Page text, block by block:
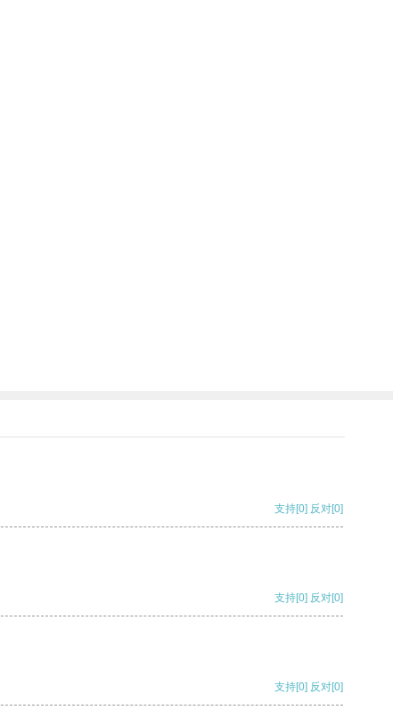
支持[0] 反对[0]
支持[0] 反对[0]
支持[0] 反对[0]